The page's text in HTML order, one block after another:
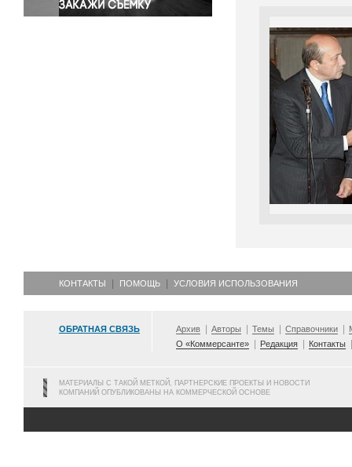
КОНТАКТЫ ПОМОЩЬ УСЛОВИЯ ИСПОЛЬЗОВАНИЯ
ОБРАТНАЯ СВЯЗЬ Архив Авторы Темы Справочники
О «Коммерсанте»
Редакция Контакты
МАТЕРИАЛЫ С ТАКОЙ МЕТКОЙ, ПАРТНЕРСКИЕ ПРОЕКТЫ И НОВОСТИ
КОМПАНИЙ ОПУБЛИКОВАНЫ НА КОММЕРЧЕСКОЙ ОСНОВЕ